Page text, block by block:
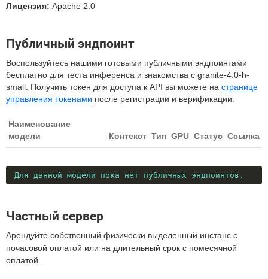
Лицензия: Apache 2.0
Публичный эндпоинт
Воспользуйтесь нашими готовыми публичными эндпоинтами
бесплатно для теста инференса и знакомства с granite-4.0-h-
small. Получить токен для доступа к API вы можете на странице
управления токенами после регистрации и верификации.
Наименование
модели
Контекст Тип GPU Статус Ссылка
Для данной модели пока нет публичных эндпоинтов.
Частный сервер
Арендуйте собственный физически выделенный инстанс с
почасовой оплатой или на длительный срок с помесячной
оплатой.